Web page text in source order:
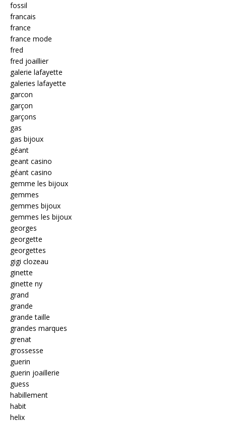
fossil
francais
france
france mode
fred
fred joaillier
galerie lafayette
galeries lafayette
garcon
garçon
garçons
gas
gas bijoux
géant
geant casino
géant casino
gemme les bijoux
gemmes
gemmes bijoux
gemmes les bijoux
georges
georgette
georgettes
gigi clozeau
ginette
ginette ny
grand
grande
grande taille
grandes marques
grenat
grossesse
guerin
guerin joaillerie
guess
habillement
habit
helix